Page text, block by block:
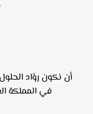
أن نكون روّاد
في المملكة